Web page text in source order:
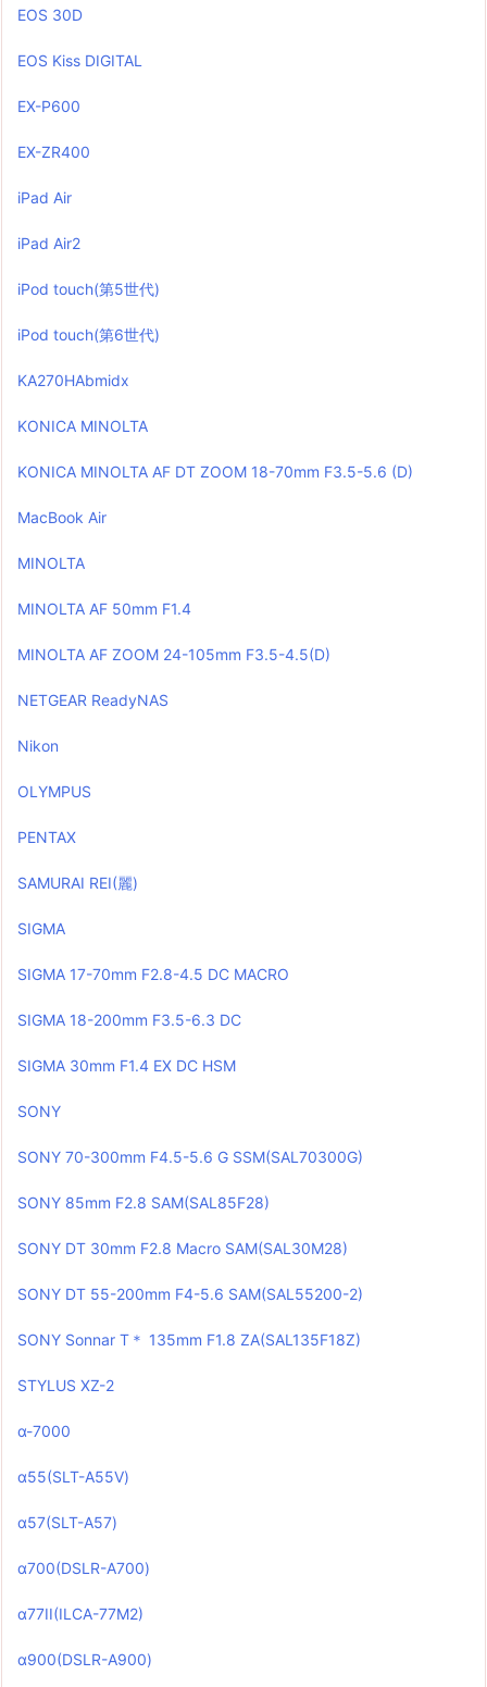
EOS 30D
EOS Kiss DIGITAL
EX-P600
EX-ZR400
iPad Air
iPad Air2
iPod touch(第5世代)
iPod touch(第6世代)
KA270HAbmidx
KONICA MINOLTA
KONICA MINOLTA AF DT ZOOM 18-70mm F3.5-5.6 (D)
MacBook Air
MINOLTA
MINOLTA AF 50mm F1.4
MINOLTA AF ZOOM 24-105mm F3.5-4.5(D)
NETGEAR ReadyNAS
Nikon
OLYMPUS
PENTAX
SAMURAI REI(麗)
SIGMA
SIGMA 17-70mm F2.8-4.5 DC MACRO
SIGMA 18-200mm F3.5-6.3 DC
SIGMA 30mm F1.4 EX DC HSM
SONY
SONY 70-300mm F4.5-5.6 G SSM(SAL70300G)
SONY 85mm F2.8 SAM(SAL85F28)
SONY DT 30mm F2.8 Macro SAM(SAL30M28)
SONY DT 55-200mm F4-5.6 SAM(SAL55200-2)
SONY Sonnar T＊ 135mm F1.8 ZA(SAL135F18Z)
STYLUS XZ-2
α-7000
α55(SLT-A55V)
α57(SLT-A57)
α700(DSLR-A700)
α77II(ILCA-77M2)
α900(DSLR-A900)